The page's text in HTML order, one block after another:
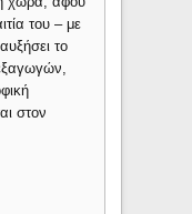
του – με
το
στον